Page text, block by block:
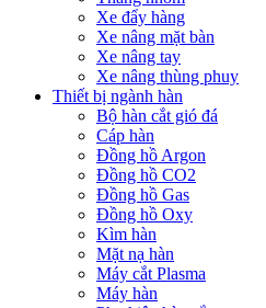
Xe đẩy hàng
Xe nâng mặt bàn
Xe nâng tay
Xe nâng thùng phuy
Thiết bị ngành hàn
Bộ hàn cắt gió đá
Cáp hàn
Đồng hồ Argon
Đồng hồ CO2
Đồng hồ Gas
Đồng hồ Oxy
Kìm hàn
Mặt nạ hàn
Máy cắt Plasma
Máy hàn